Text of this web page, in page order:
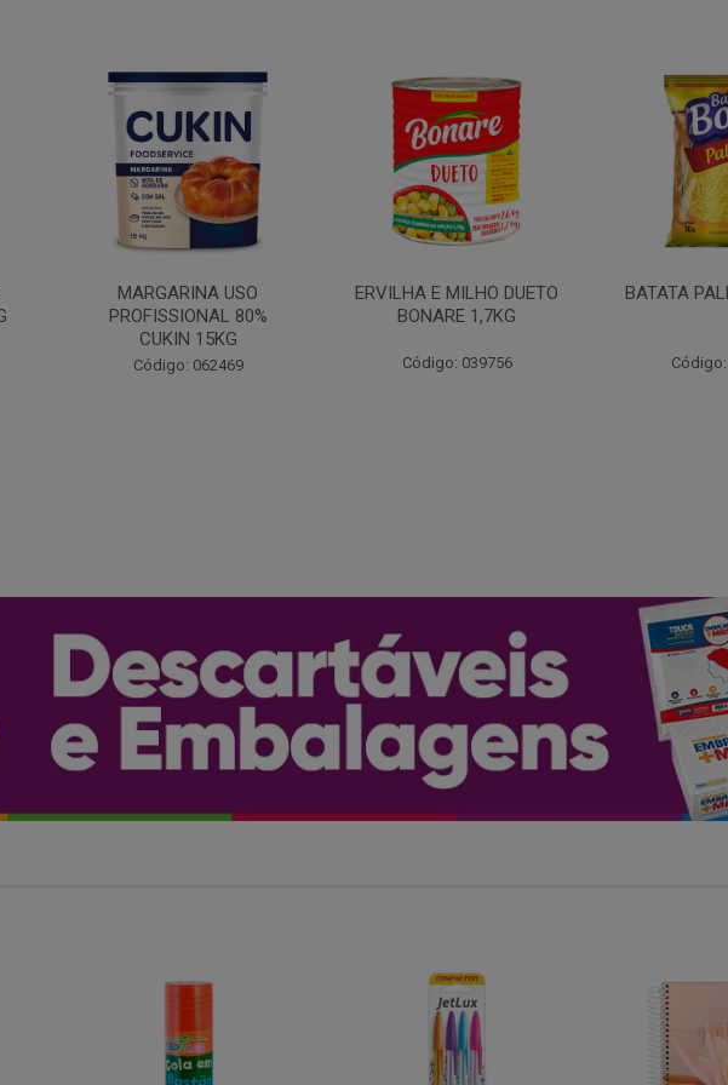
ERVILHA E MILHO DUETO
BONARE 1,7KG
Código: 039756
BATATA PALHA BOA 1KG
Código: 052647